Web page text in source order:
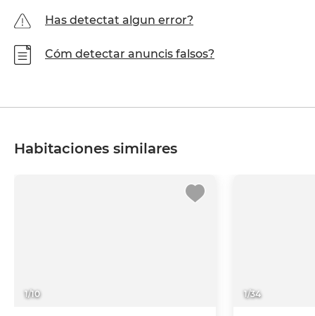
Has detectat algun error?
Cóm detectar anuncis falsos?
Habitaciones similares
1/10 1/34